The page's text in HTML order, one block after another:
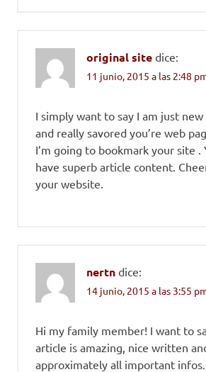
original site dice:
11 junio, 2015 a las 2:48
I simply want to say I am just
and really savored you’re web
I’m going to bookmark your site .
have superb article content.
your website.
nertn dice:
14 junio, 2015 a las 3:55
Hi my family member! I want to
article is amazing, nice written
approximately all important